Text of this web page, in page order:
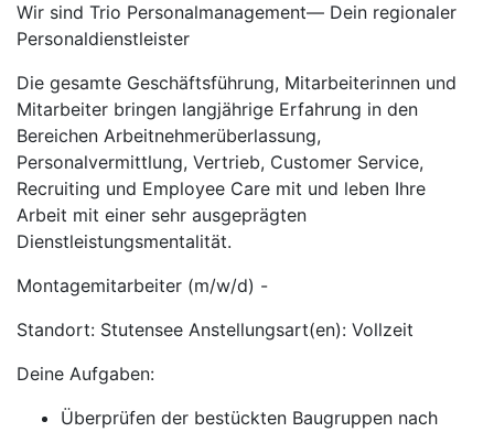
Wir sind Trio Personalmanagement— Dein regionaler
Personaldienstleister
Die gesamte Geschäftsführung, Mitarbeiterinnen und
Mitarbeiter bringen langjährige Erfahrung in den
Bereichen Arbeitnehmerüberlassung,
Personalvermittlung, Vertrieb, Customer Service,
Recruiting und Employee Care mit und leben Ihre
Arbeit mit einer sehr ausgeprägten
Dienstleistungsmentalität.
Montagemitarbeiter (m/w/d) -
Standort: Stutensee Anstellungsart(en): Vollzeit
Deine Aufgaben:
Überprüfen der bestückten Baugruppen nach